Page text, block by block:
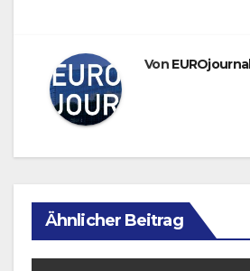
Von EUROjournal
Ähnlicher Beitrag